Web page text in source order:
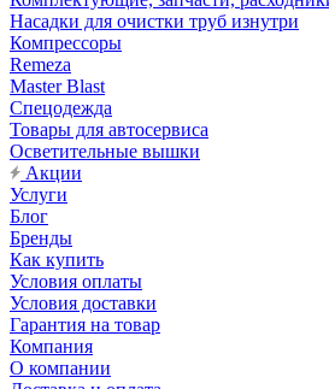
Насадки для очистки труб изнутри
Компрессоры
Remeza
Master Blast
Спецодежда
Товары для автосервиса
Осветительные вышки
Акции
Услуги
Блог
Бренды
Как купить
Условия оплаты
Условия доставки
Гарантия на товар
Компания
О компании